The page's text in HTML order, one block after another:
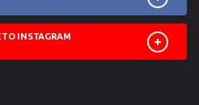
INSTAGRAM